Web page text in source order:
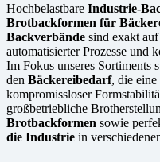
Hochbelastbare Industrie-
Brotbackformen für
Backverbände sind exakt
automatisierter Prozesse und
Im Fokus unseres Sortiments
den Bäckereibedarf, die
kompromissloser
großbetriebliche
Brotbackformen sowie
die Industrie in